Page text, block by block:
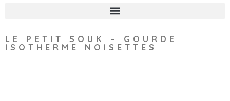
LE PETIT SOUK – GOURDE
ISOTHERME NOISETTES